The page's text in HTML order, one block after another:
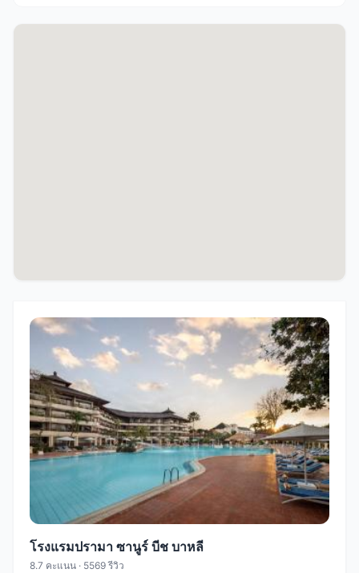
โรงแรมปรามา ซานูร์ บีช บาหลี
8.7 คะแนน · 5569 รีวิว